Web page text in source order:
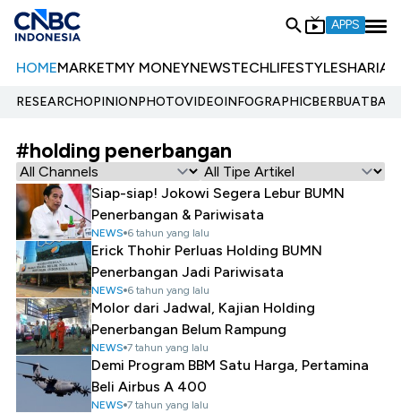
APPS
HOMEMARKETMY MONEYNEWSTECHLIFESTYLESHARIA
RESEARCHOPINIONPHOTOVIDEOINFOGRAPHIC
#holding penerbangan
Siap-siap! Jokowi Segera Lebur BUMN
Penerbangan & Pariwisata
NEWS 6 tahun yang lalu
Erick Thohir Perluas Holding BUMN
Penerbangan Jadi Pariwisata
NEWS 6 tahun yang lalu
Molor dari Jadwal, Kajian Holding
Penerbangan Belum Rampung
NEWS 7 tahun yang lalu
Demi Program BBM Satu Harga, Pertamina
Beli Airbus A 400
NEWS 7 tahun yang lalu